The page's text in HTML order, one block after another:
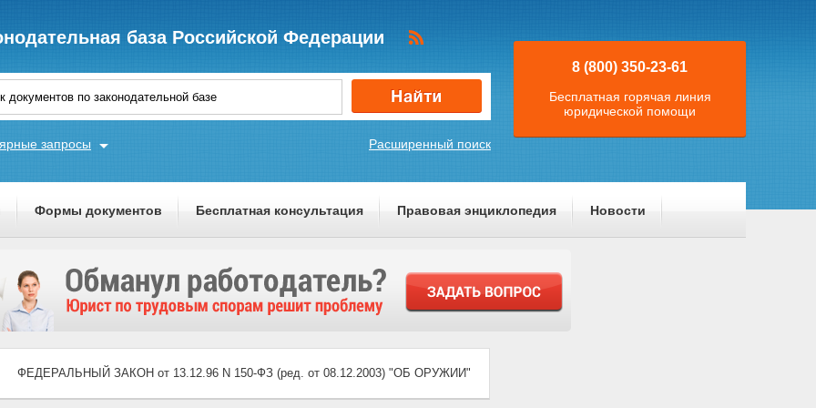
база Российской Федерации
Расширенный поиск
запросы
8 (800) 350-23-61
Бесплатная горячая линия
юридической помощи
Формы документов Бесплатная консультация Правовая энциклопедия Новости
ФЕДЕРАЛЬНЫЙ ЗАКОН от 13.12.96 N 150-ФЗ (ред. от 08.12.2003) "ОБ ОРУЖИИ"